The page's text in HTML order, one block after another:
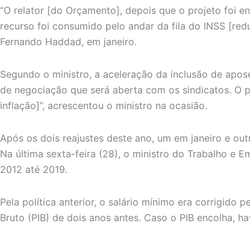
“O relator [do Orçamento], depois que o projeto foi
recurso foi consumido pelo andar da fila do INSS
Fernando Haddad, em janeiro.
Segundo o ministro, a aceleração da inclusão de
de negociação que será aberta com os sindicatos. O
inflação]”, acrescentou o ministro na ocasião.
Após os dois reajustes deste ano, um em janeiro e
Na última sexta-feira (28), o ministro do Trabalho e
2012 até 2019.
Pela política anterior, o salário mínimo era corrigido
Bruto (PIB) de dois anos antes. Caso o PIB encolha,